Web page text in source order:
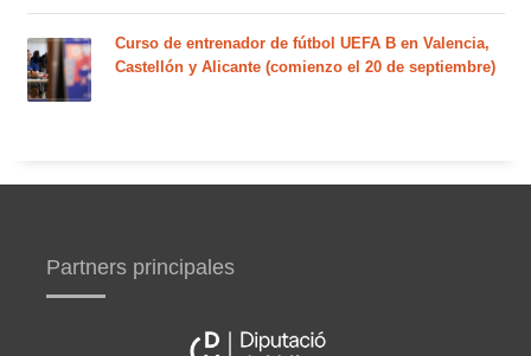
Curso de entrenador de fútbol UEFA B en Valencia,
Castellón y Alicante (comienzo el 20 de septiembre)
Partners principales